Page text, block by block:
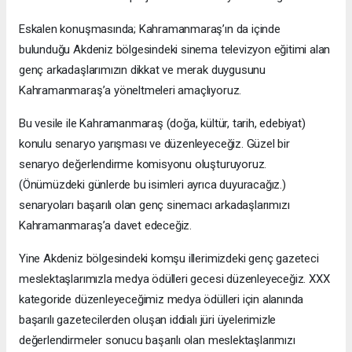
Eskalen konuşmasında; Kahramanmaraş’ın da içinde
bulunduğu Akdeniz bölgesindeki sinema televizyon eğitimi alan
genç arkadaşlarımızın dikkat ve merak duygusunu
Kahramanmaraş’a yöneltmeleri amaçlıyoruz.
Bu vesile ile Kahramanmaraş (doğa, kültür, tarih, edebiyat)
konulu senaryo yarışması ve düzenleyeceğiz. Güzel bir
senaryo değerlendirme komisyonu oluşturuyoruz.
(Önümüzdeki günlerde bu isimleri ayrıca duyuracağız.)
senaryoları başarılı olan genç sinemacı arkadaşlarımızı
Kahramanmaraş’a davet edeceğiz.
Yine Akdeniz bölgesindeki komşu illerimizdeki genç gazeteci
meslektaşlarımızla medya ödülleri gecesi düzenleyeceğiz. XXX
kategoride düzenleyeceğimiz medya ödülleri için alanında
başarılı gazetecilerden oluşan iddialı jüri üyelerimizle
değerlendirmeler sonucu başarılı olan meslektaşlarımızı